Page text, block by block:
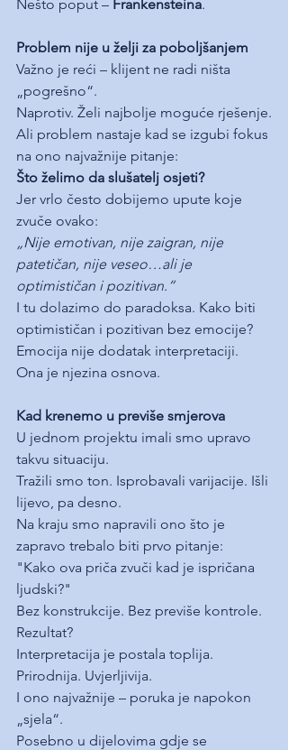
Nešto poput – Frankensteina.
Problem nije u želji za poboljšanjem
Važno je reći – klijent ne radi ništa
„pogrešno“.
Naprotiv. Želi najbolje moguće rješenje.
Ali problem nastaje kad se izgubi fokus
na ono najvažnije pitanje:
Što želimo da slušatelj osjeti?
Jer vrlo često dobijemo upute koje
zvuče ovako:
„Nije emotivan, nije zaigran, nije
patetičan, nije veseo…ali je
optimističan i pozitivan.“
I tu dolazimo do paradoksa. Kako biti
optimističan i pozitivan bez emocije?
Emocija nije dodatak interpretaciji.
Ona je njezina osnova.
Kad krenemo u previše smjerova
U jednom projektu imali smo upravo
takvu situaciju.
Tražili smo ton. Isprobavali varijacije. Išli
lijevo, pa desno.
Na kraju smo napravili ono što je
zapravo trebalo biti prvo pitanje:
"Kako ova priča zvuči kad je ispričana
ljudski?"
Bez konstrukcije. Bez previše kontrole.
Rezultat?
Interpretacija je postala toplija.
Prirodnija. Uvjerljivija.
I ono najvažnije – poruka je napokon
„sjela“.
Posebno u dijelovima gdje se